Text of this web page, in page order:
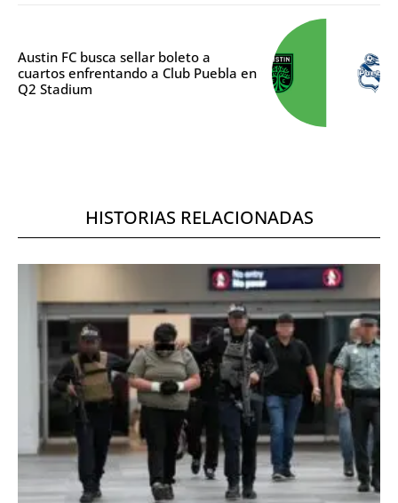
Austin FC busca sellar boleto a
cuartos enfrentando a Club Puebla en
Q2 Stadium
HISTORIAS RELACIONADAS